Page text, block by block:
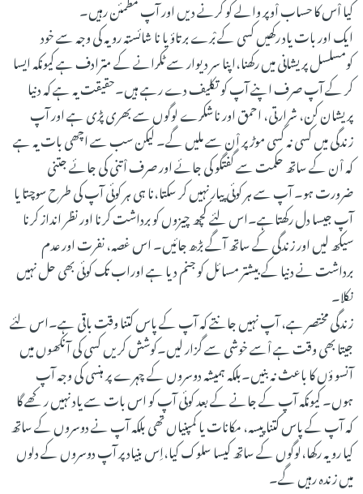
کیا اْس کا حساب اْوپر والے کو کرنے دیں اور آپ مطمئن رہیں۔
ایک اور بات یاد رکھیں کسی کے بْرے برتاؤ یا نا شائستہ رویہ کی وجہ سے خود
کومسلسل پریشانی میں رکھنا،اپنا سر دیوار سے ٹکرانے کے مترادف ہے کیونکہ ایسا
کر کے آپ صرف اپنے آپ کو تکلیف دے رہے ہیں۔حقیقت یہ ہے کہ دنیا
پریشان کن، شرارتی، احمق اور ناشکرے لوگوں سے بھری پڑی ہے اور آپ
زندگی میں کسی نہ کسی موڑ پر اْن سے ملیں گے۔ لیکن سب سے اچھی بات یہ ہے
کہ اْن کے ساتھ حکمت سے گفتگو کی جائے اور صرف اْتنی کی جائے جتنی
ضرورت ہو۔ آپ سے ہر کوئی پیار نہیں کر سکتا،نا ہی ہر کوئی آپ کی طرح سوچتا یا
آپ جیسا دل رکھتاہے۔اس لئے کچھ چیزوں کو برداشت کرنا اور نظر انداز کرنا
سیکھ لیں اور زندگی کے ساتھ آگے بڑھ جائیں۔ اس غصہ، نفرت اور عدم
برداشت نے دنیا کے بیشتر مسائل کو جنم دیا ہے اوراب تک کوئی بھی حل نہیں
نکلا۔
زندگی مختصر ہے، آپ نہیں جانتے کہ آپ کے پاس کتنا وقت باقی ہے۔اس لئے
جیتا بھی وقت ہے اْسے خوشی سے گزار لیں۔کوشش کریں کسی کی آنکھوں میں
آنسو ؤں کا باعث نہ بنیں۔بلکہ ہمیشہ دوسروں کے چہرے پر ہنسی کی وجہ آپ
ہوں۔ کیونکہ آپ کے جانے کے بعد کوئی آپ کو اس بات سے یاد نہیں رکھے گا
کہ آپ کے پاس کتنا پیسہ، مکانات یا کمپنیاں تھی بلکہ آپ نے دوسروں کے ساتھ
کیا رویہ رکھا،لوگوں کے ساتھ کیسا سلوک کیا،اِس بنیاد پر آپ دوسروں کے دلوں
میں زندہ رہیں گے۔